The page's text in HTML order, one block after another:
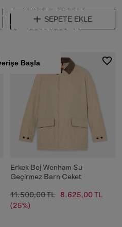
SEPETE EKLE
Günlerin
Başla
Erkek Bej Wenham Su
Geçirmez Barn Ceket
11.500,00 TL
8.625,00 TL
(25%)